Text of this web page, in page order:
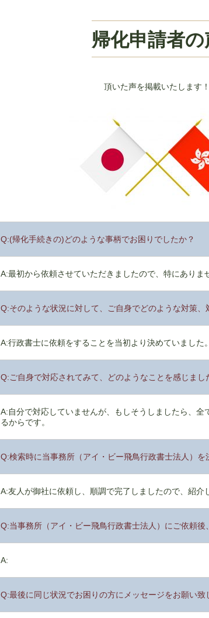
帰化申請者
頂いた声を掲載いたします
Q:(帰化手続きの)どのような事柄でお困りでしたか？
A:最初から依頼させていただきましたので、特にありま
Q:そのような状況に対して、ご自身でどのような対策、
A:行政書士に依頼をすることを当初より決めていました
Q:ご自身で対応されてみて、どのようなことを感じまし
A:自分で対応していませんが、もしそうしましたら、
るからです。
Q:検索時に当事務所（アイ・ビー飛鳥行政書士法人）
A:友人が御社に依頼し、順調で完了しましたので、紹介
Q:当事務所（アイ・ビー飛鳥行政書士法人）にご依頼
A:
Q:最後に同じ状況でお困りの方にメッセージをお願い致